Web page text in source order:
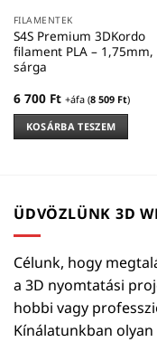
FILAMENTEK
S4S Premium 3DKordo
filament PLA – 1,75mm,
sárga
6 700 Ft +áfa (8 509 Ft)
KOSÁRBA TESZEM
ÜDVÖZLÜNK 3D
Célunk, hogy
a 3D nyomtatási
hobbi vagy
Kínálatunkban